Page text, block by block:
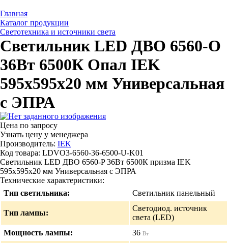
Главная
Каталог продукции
Светотехника и источники света
Светильник LED ДВО 6560-О
36Вт 6500К Опал IEK
595х595х20 мм Универсальная
с ЭПРА
Цена по запросу
Узнать цену у менеджера
Производитель: IEK
Код товара: LDVO3-6560-36-6500-U-K01
Светильник LED ДВО 6560-P 36Вт 6500К призма IEK
595х595х20 мм Универсальная с ЭПРА
Технические характеристики:
Тип светильника:
Светильник панельный
Тип лампы:
Светодиод. источник
света (LED)
Мощность лампы:
36 Вт